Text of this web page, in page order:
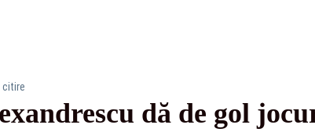
citire
dă de gol